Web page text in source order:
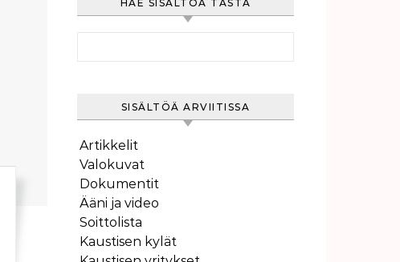
HAE SISÄLTÖÄ TÄSTÄ
SISÄLTÖÄ ARVIITISSA
Artikkelit
Valokuvat
Dokumentit
Ääni ja video
Soittolista
Kaustisen kylät